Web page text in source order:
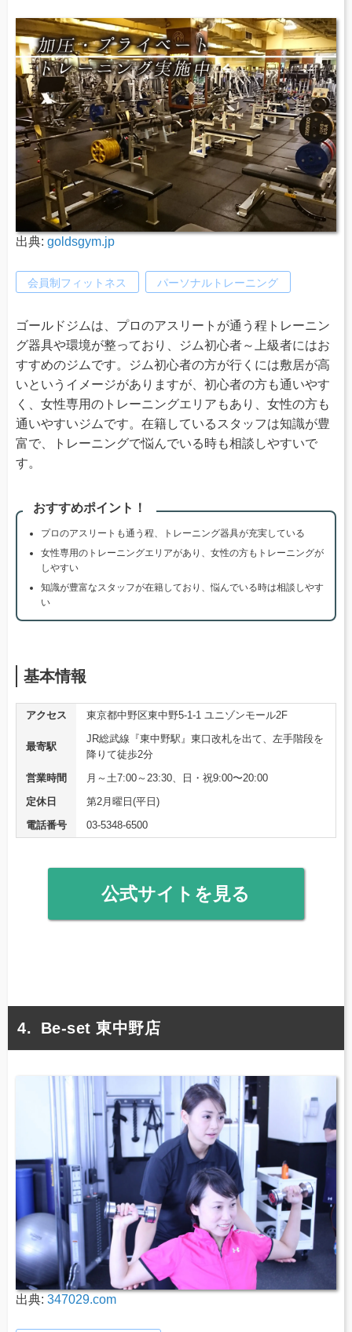
出典: goldsgym.jp
会員制フィットネス パーソナルトレーニング
ゴールドジムは、プロのアスリートが通う程トレーニン
グ器具や環境が整っており、ジム初心者～上級者にはお
すすめのジムです。ジム初心者の方が行くには敷居が高
いというイメージがありますが、初心者の方も通いやす
く、女性専用のトレーニングエリアもあり、女性の方も
通いやすいジムです。在籍しているスタッフは知識が豊
富で、トレーニングで悩んでいる時も相談しやすいで
す。
おすすめポイント！
プロのアスリートも通う程、トレーニング器具が充実している
女性専用のトレーニングエリアがあり、女性の方もトレーニングが
しやすい
知識が豊富なスタッフが在籍しており、悩んでいる時は相談しやす
い
基本情報
アクセス 東京都中野区東中野5-1-1 ユニゾンモール2F
最寄駅
JR総武線『東中野駅』東口改札を出て、左手階段を
降りて徒歩2分
営業時間
月～土7:00～23:30、日・祝9:00〜20:00
定休日
第2月曜日(平日)
電話番号
03-5348-6500
公式サイトを見る
Be-set 東中野店
出典: 347029.com